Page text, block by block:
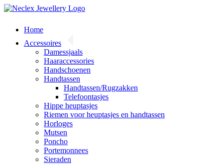
Skip
contentHome
Accessoires
Damessjaals
Haaraccessories
Handschoenen
Handtassen
Handtassen/Rugzakken
Telefoontasjes
Hippe heuptasjes
Riemen voor heuptasjes en handtassen
Horloges
Mutsen
Poncho
Portemonnees
Sieraden